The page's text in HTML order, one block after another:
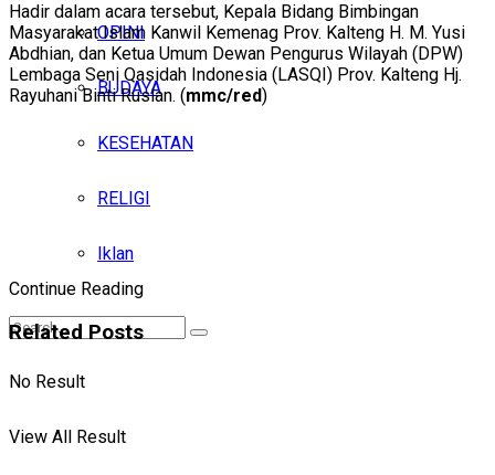
OPINI
BUDAYA
KESEHATAN
RELIGI
Iklan
No Result
View All Result
Hadir dalam acara tersebut, Kepala Bidang Bimbingan
Masyarakat Islam Kanwil Kemenag Prov. Kalteng H. M. Yusi
Abdhian, dan Ketua Umum Dewan Pengurus Wilayah (DPW)
Lembaga Seni Qasidah Indonesia (LASQI) Prov. Kalteng Hj.
Rayuhani Binti Ruslan. (mmc/red)
Continue Reading
RelatedPosts